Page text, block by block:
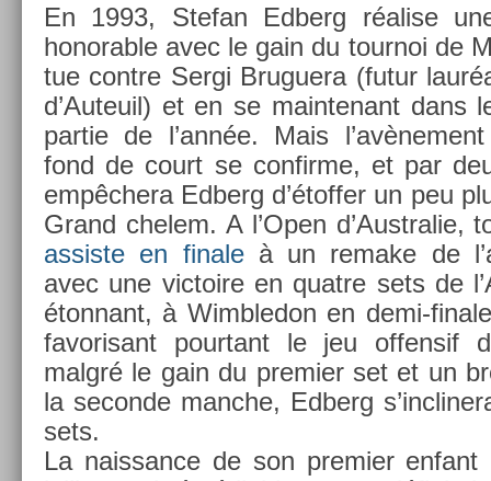
En 1993, Stefan Ed­berg réalise
honor­able avec le gain du tour­noi de
tue con­tre Sergi Bruguera (futur
d’Auteuil) et en se main­tenant dans
par­tie de l’année. Mais
fond de court se con­fir­me, et par
empêchera Ed­berg d’étoff­er un peu
Grand chelem. A l’Open d’Australie,
as­sis­te en fin­aleà un re­make de
avec une vic­toire en quat­re sets de
éton­nant, à Wimbledon en demi-
favorisant pour­tant le jeu of­fen­sif
malgré le gain du pre­mi­er set et un
la secon­de man­che, Ed­berg
sets.
La nais­sance de son pre­mi­er